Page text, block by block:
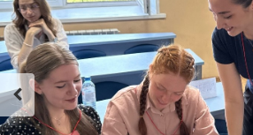
ENG SPN CHI
Приемная